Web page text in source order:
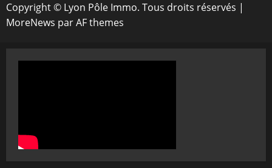
Copyright © Lyon Pôle Immo. Tous droits réservés |
MoreNews par AF themes